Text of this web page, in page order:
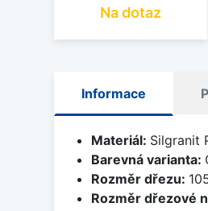
Na dotaz
Informace
Materiál: Silgranit
Barevná varianta:
Rozměr dřezu:
Rozměr dřezové